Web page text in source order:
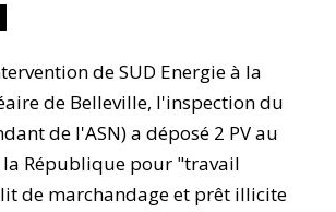
de SUD Energie à la
de Belleville, l'inspection du
de l'ASN) a déposé 2 PV au
République pour "travail
de marchandage et prêt illicite